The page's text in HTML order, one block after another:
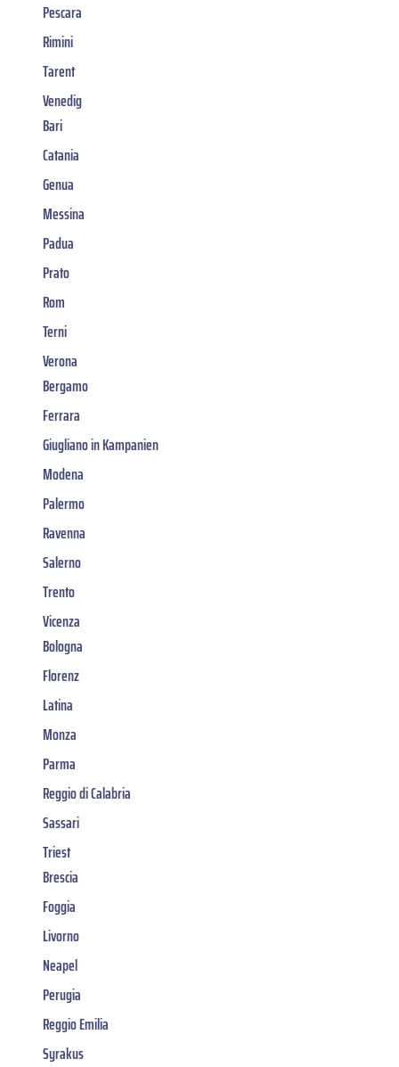
Pescara
Rimini
Tarent
Venedig
Bari
Catania
Genua
Messina
Padua
Prato
Rom
Terni
Verona
Bergamo
Ferrara
Giugliano in Kampanien
Modena
Palermo
Ravenna
Salerno
Trento
Vicenza
Bologna
Florenz
Latina
Monza
Parma
Reggio di Calabria
Sassari
Triest
Brescia
Foggia
Livorno
Neapel
Perugia
Reggio Emilia
Syrakus